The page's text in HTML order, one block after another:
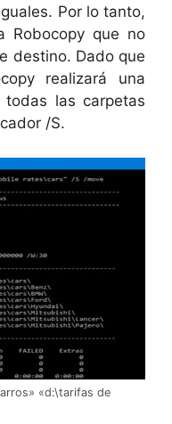
Por lo tanto,
Robocopy que no
destino. Dado que
realizará una
todas las carpetas
/S.
«d:\tarifas de